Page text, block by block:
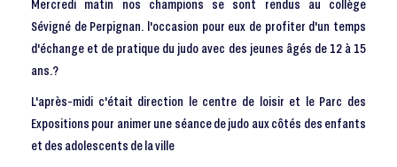
Mercredi matin nos champions se sont rendus au collège
Sévigné de Perpignan. l'occasion pour eux de profiter d'un temps
d'échange et de pratique du judo avec des jeunes âgés de 12 à 15
ans.?
L'après-midi c'était direction le centre de loisir et le Parc des
Expositions pour animer une séance de judo aux côtés des enfants
et des adolescents de la ville